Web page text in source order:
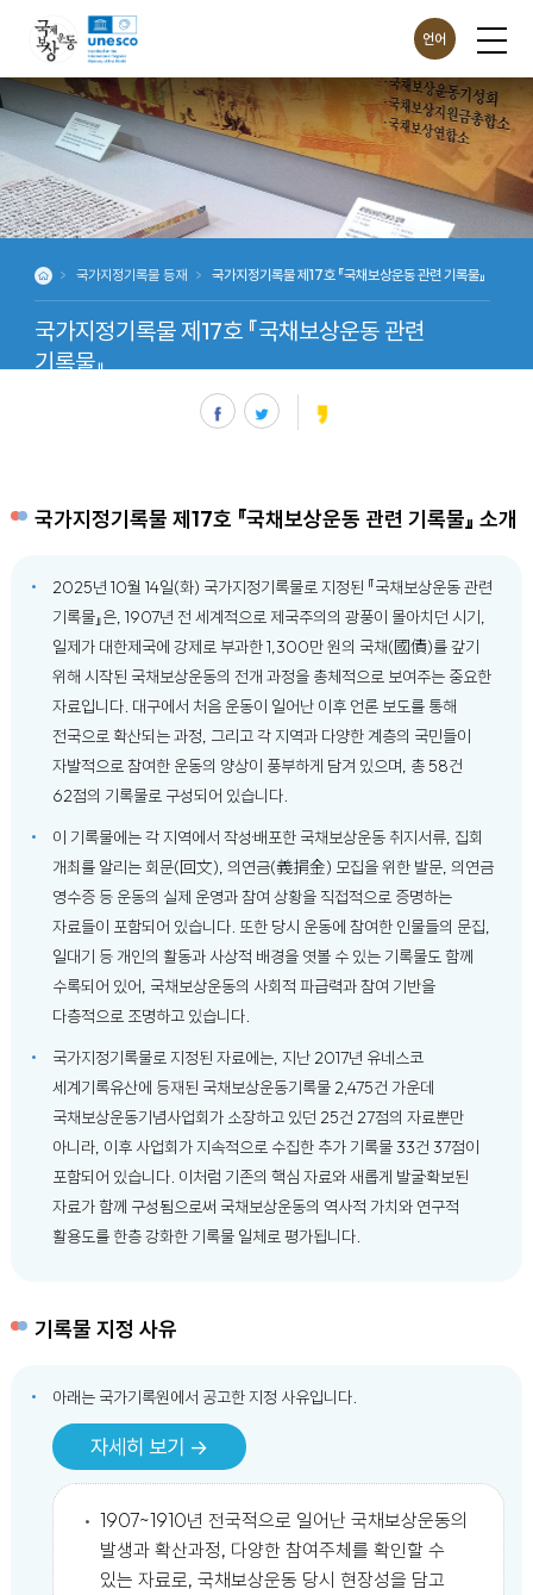
언어
E
N
G
C
H
N
JP
N
국가지정기록물 제17호 『국채보상운동 관련
기록물』
국가지정기록물 등재 국가지정기록물 제17호 『국채보상운동 관련 기록물』
국가지정기록물 제17호 『국채보상운동 관련 기록물』 소개
2025년 10월 14일(화) 국가지정기록물로 지정된 『국채보상운동 관련
기록물』은, 1907년 전 세계적으로 제국주의의 광풍이 몰아치던 시기,
일제가 대한제국에 강제로 부과한 1,300만 원의 국채(國債)를 갚기
위해 시작된 국채보상운동의 전개 과정을 총체적으로 보여주는 중요한
자료입니다. 대구에서 처음 운동이 일어난 이후 언론 보도를 통해
전국으로 확산되는 과정, 그리고 각 지역과 다양한 계층의 국민들이
자발적으로 참여한 운동의 양상이 풍부하게 담겨 있으며, 총 58건
62점의 기록물로 구성되어 있습니다.
이 기록물에는 각 지역에서 작성·배포한 국채보상운동 취지서류, 집회
개최를 알리는 회문(回文), 의연금(義捐金) 모집을 위한 발문, 의연금
영수증 등 운동의 실제 운영과 참여 상황을 직접적으로 증명하는
자료들이 포함되어 있습니다. 또한 당시 운동에 참여한 인물들의 문집,
일대기 등 개인의 활동과 사상적 배경을 엿볼 수 있는 기록물도 함께
수록되어 있어, 국채보상운동의 사회적 파급력과 참여 기반을
다층적으로 조명하고 있습니다.
국가지정기록물로 지정된 자료에는, 지난 2017년 유네스코
세계기록유산에 등재된 국채보상운동기록물 2,475건 가운데
국채보상운동기념사업회가 소장하고 있던 25건 27점의 자료뿐만
아니라, 이후 사업회가 지속적으로 수집한 추가 기록물 33건 37점이
포함되어 있습니다. 이처럼 기존의 핵심 자료와 새롭게 발굴·확보된
자료가 함께 구성됨으로써 국채보상운동의 역사적 가치와 연구적
활용도를 한층 강화한 기록물 일체로 평가됩니다.
기록물 지정 사유
아래는 국가기록원에서 공고한 지정 사유입니다.
자세히 보기 →
1907~1910년 전국적으로 일어난 국채보상운동의
발생과 확산과정, 다양한 참여주체를 확인할 수
있는 자료로, 국채보상운동 당시 현장성을 담고